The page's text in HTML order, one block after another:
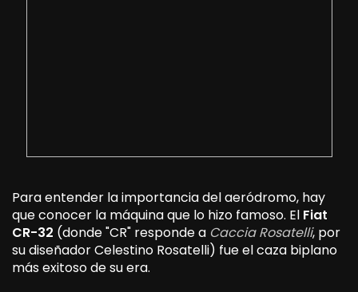
Para entender la importancia del aeródromo, hay
que conocer la máquina que lo hizo famoso. El Fiat
CR-32 (donde "CR" responde a Caccia Rosatelli, por
su diseñador Celestino Rosatelli) fue el caza biplano
más exitoso de su era.